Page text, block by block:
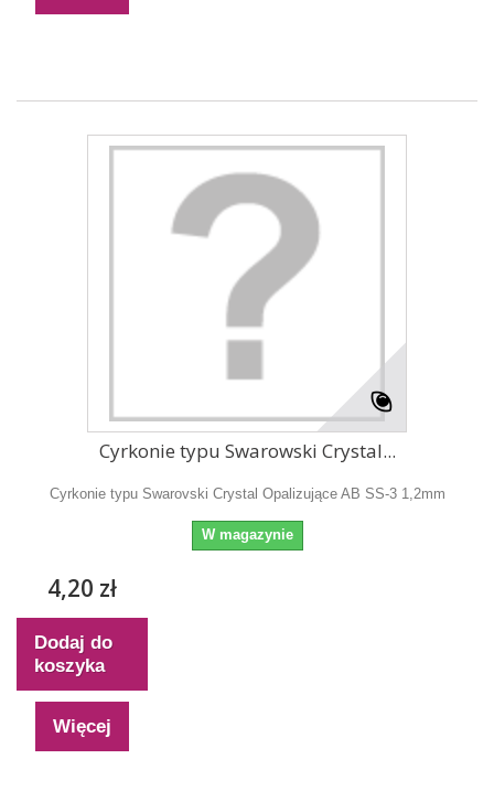
Cyrkonie typu Swarowski Crystal...
Cyrkonie typu Swarovski Crystal Opalizujące AB SS-3 1,2mm
W magazynie
4,20 zł
Dodaj do
koszyka
Więcej